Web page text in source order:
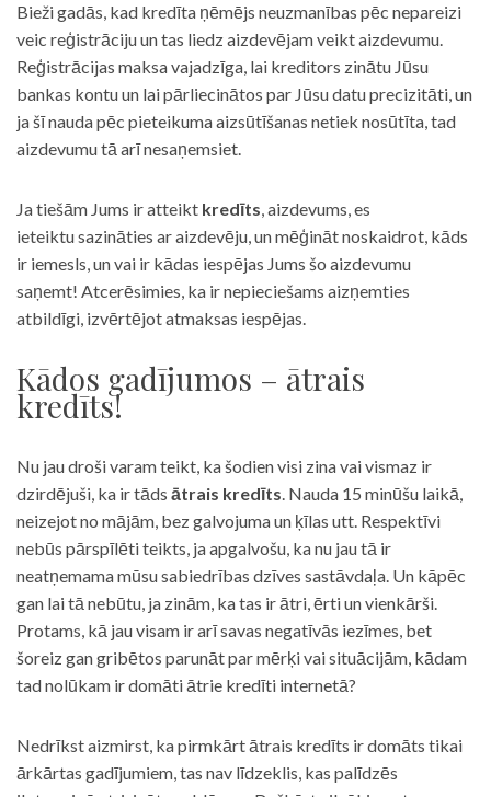
Bieži gadās, kad kredīta ņēmējs neuzmanības pēc nepareizi
veic reģistrāciju un tas liedz aizdevējam veikt aizdevumu.
Reģistrācijas maksa vajadzīga, lai kreditors zinātu Jūsu
bankas kontu un lai pārliecinātos par Jūsu datu precizitāti, un
ja šī nauda pēc pieteikuma aizsūtīšanas netiek nosūtīta, tad
aizdevumu tā arī nesaņemsiet.
Ja tiešām Jums ir atteikt kredīts, aizdevums, es
ieteiktu sazināties ar aizdevēju, un mēģināt noskaidrot, kāds
ir iemesls, un vai ir kādas iespējas Jums šo aizdevumu
saņemt! Atcerēsimies, ka ir nepieciešams aizņemties
atbildīgi, izvērtējot atmaksas iespējas.
Kādos gadījumos – ātrais
kredīts!
Nu jau droši varam teikt, ka šodien visi zina vai vismaz ir
dzirdējuši, ka ir tāds ātrais kredīts. Nauda 15 minūšu laikā,
neizejot no mājām, bez galvojuma un ķīlas utt. Respektīvi
nebūs pārspīlēti teikts, ja apgalvošu, ka nu jau tā ir
neatņemama mūsu sabiedrības dzīves sastāvdaļa. Un kāpēc
gan lai tā nebūtu, ja zinām, ka tas ir ātri, ērti un vienkārši.
Protams, kā jau visam ir arī savas negatīvās iezīmes, bet
šoreiz gan gribētos parunāt par mērķi vai situācijām, kādam
tad nolūkam ir domāti ātrie kredīti internetā?
Nedrīkst aizmirst, ka pirmkārt ātrais kredīts ir domāts tikai
ārkārtas gadījumiem, tas nav līdzeklis, kas palīdzēs